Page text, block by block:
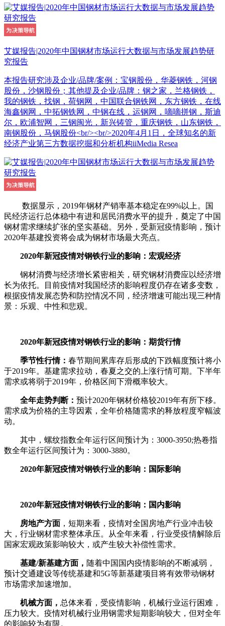
艾媒报告|2020年中国钢材市场运行大数据与市场发展趋势研
究报告
本报告研究涉及企业/品牌/案例：宝钢股份，华菱钢铁，河钢
股份，沙钢股份；其他提及企业/品牌：钢之家，兰格钢铁，
我的钢铁，找钢，荷钢网，中国联合钢铁网，东方钢铁，在线
海鑫钢网，中拓钢铁网，中钢在线，运钢网，嘀嘀拼钢，斯迪
尔，欧浦智网，三钢闽光，新兴铸管，重庆钢铁，山东钢铁，
南钢股份，马钢股份<br/><br/>2020年4月1日，全球知名的新
经济产业第三方数据挖掘和分析机构iiMedia Resea
数据显示，2019年钢材产销率基本稳定在99%以上。国
民经济运行总体稳中有进和居民消费水平的提升，奠定了中国
钢材需求继续扩张的坚实基础。另外，受新冠疫情影响，预计
2020年基建投资将会成为钢材市场最大亮点。
2020年新冠疫情对钢铁行业的影响：宏观经济
钢材消费与经济增长紧密相关，研究钢材消费应以经济增
长为依托。目前疫情对我国经济的影响程度仍存在诸多变数，
根据疫情发展态势和防控情况不同，经济增速可能出现三种情
景：乐观、中性和悲观。
2020年新冠疫情对钢铁行业的影响：期货行情
季节性行情： 春节期间累库存后形成的下跌幅度预计将小
于2019年。基建需求拉动，春夏之交的上涨行情可期。下半年
需求或将弱于2019年，价格区间下滑概率较大。
全年走势判断： 预计2020年钢材价格较2019年有所下移。
需求成为价格的主导因素，全年价格随需求的释放程度窄幅波
动。
其中，螺纹指数全年运行区间预计为：3000-3950;热卷指
数全年运行区间预计为：3000-3880。
2020年新冠疫情对钢铁行业的影响：国际影响
2020年新冠疫情对钢铁行业的影响：国内影响
房地产方面 ，短期来看，疫情对全国房地产行业冲击较
大，行业钢材需求整体承压。从全年来看，行业受疫情解除后
国家宏观政策影响较大，或产生较大补偿性需求。
基建/新基建方面， 随着中国国内疫情影响的不断减弱，
预计交通建设等传统基建和5G等新基建项目将有效带动钢材
市场需求加速增加。
机械方面， 总体来看，受疫情影响，机械行业运行困难，
压力较大。疫情对机械行业用钢需求短期影响较大，但对全年
的影响较为有限。